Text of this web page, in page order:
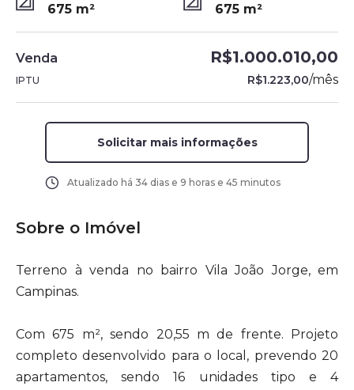
675 m² 675 m²
Venda R$1.000.010,00
IPTU R$1.223,00/mês
Solicitar mais informações
Atualizado há 34 dias e 9 horas e 45 minutos
Sobre o Imóvel
Terreno à venda no bairro Vila João Jorge, em
Campinas.
Com 675 m², sendo 20,55 m de frente. Projeto
completo desenvolvido para o local, prevendo 20
apartamentos, sendo 16 unidades tipo e 4